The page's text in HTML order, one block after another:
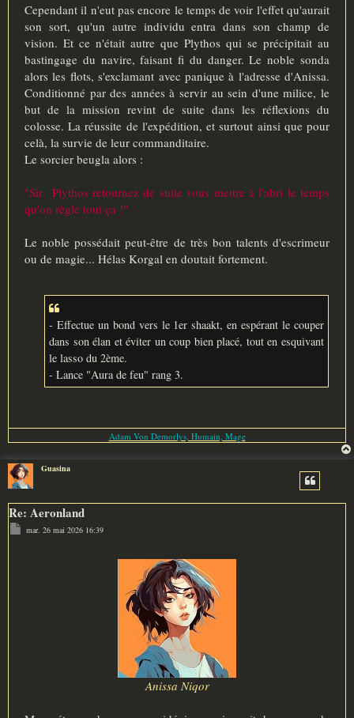
Cependant il n'eut pas encore le temps de voir l'effet qu'aurait
son sort, qu'un autre individu entra dans son champ de
vision. Et ce n'était autre que Plythos qui se précipitait au
bastingage du navire, faisant fi du danger. Le noble sonda
alors les flots, s'exclamant avec panique à l'adresse d'Anissa.
Conditionné par des années à servir au sein d'une milice, le
but de la mission revint de suite dans les réflexions du
colosse. La réussite de l'expédition, et surtout ainsi que pour
celà, la survie de leur commanditaire.
Le sorcier beugla alors :
"Sir Plythos retournez de suite vous mettre à l'abri le temps
qu'on règle tout ça !"
Le noble possédait peut-être de très bon talents d'escrimeur
ou de magie... Hélas Korgal en doutait fortement.
- Effectue un bond vers le 1er shaakt, en espérant le couper
dans son élan et éviter un coup bien placé, tout en esquivant
le lasso du 2ème.
- Lance "Aura de feu" rang 3.
Adam Von Demorlys, Humain, Mage
Guasina
Re: Aeronland
M
e
mar. 26 mai 2026 16:39
Anissa Niqor